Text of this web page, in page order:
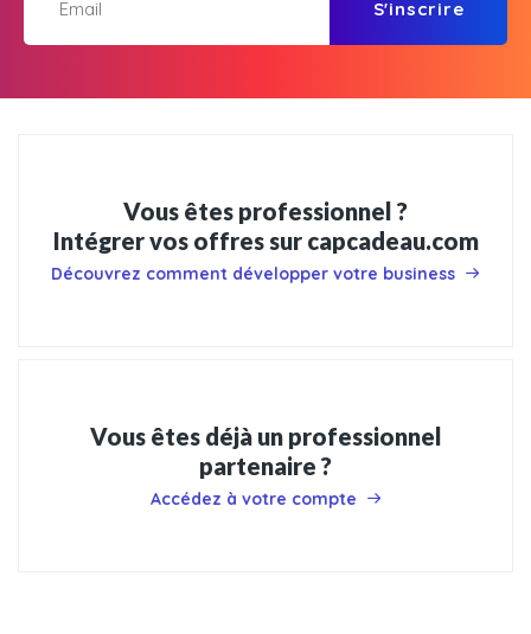
S'inscrire
Vous êtes professionnel ?
Intégrer vos offres sur capcadeau.com
Découvrez comment développer votre business
Vous êtes déjà un professionnel
partenaire ?
Accédez à votre compte